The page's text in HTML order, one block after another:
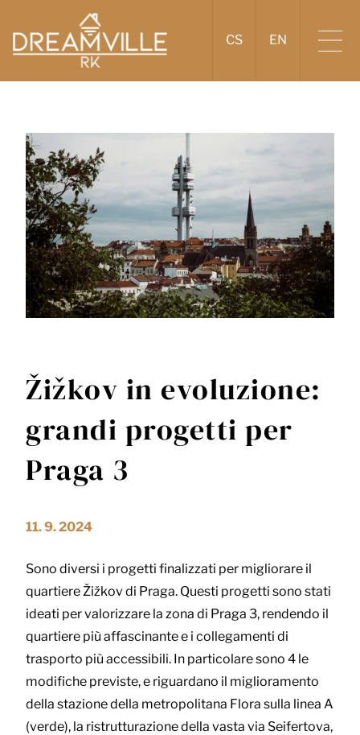
CS EN
Žižkov in evoluzione:
grandi progetti per
Praga 3
11. 9. 2024
Sono diversi i progetti finalizzati per migliorare il
quartiere Žižkov di Praga. Questi progetti sono stati
ideati per valorizzare la zona di Praga 3, rendendo il
quartiere più affascinante e i collegamenti di
trasporto più accessibili. In particolare sono 4 le
modifiche previste, e riguardano il miglioramento
della stazione della metropolitana Flora sulla linea A
(verde), la ristrutturazione della vasta via Seifertova,